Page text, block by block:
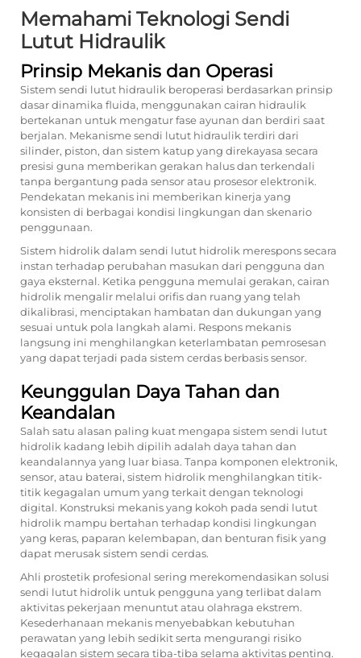
Memahami Teknologi Sendi
Lutut Hidraulik
Prinsip Mekanis dan Operasi
Sistem sendi lutut hidraulik beroperasi berdasarkan prinsip
dasar dinamika fluida, menggunakan cairan hidraulik
bertekanan untuk mengatur fase ayunan dan berdiri saat
berjalan. Mekanisme sendi lutut hidraulik terdiri dari
silinder, piston, dan sistem katup yang direkayasa secara
presisi guna memberikan gerakan halus dan terkendali
tanpa bergantung pada sensor atau prosesor elektronik.
Pendekatan mekanis ini memberikan kinerja yang
konsisten di berbagai kondisi lingkungan dan skenario
penggunaan.
Sistem hidrolik dalam sendi lutut hidrolik merespons secara
instan terhadap perubahan masukan dari pengguna dan
gaya eksternal. Ketika pengguna memulai gerakan, cairan
hidrolik mengalir melalui orifis dan ruang yang telah
dikalibrasi, menciptakan hambatan dan dukungan yang
sesuai untuk pola langkah alami. Respons mekanis
langsung ini menghilangkan keterlambatan pemrosesan
yang dapat terjadi pada sistem cerdas berbasis sensor.
Keunggulan Daya Tahan dan
Keandalan
Salah satu alasan paling kuat mengapa sistem sendi lutut
hidrolik kadang lebih dipilih adalah daya tahan dan
keandalannya yang luar biasa. Tanpa komponen elektronik,
sensor, atau baterai, sistem hidrolik menghilangkan titik-
titik kegagalan umum yang terkait dengan teknologi
digital. Konstruksi mekanis yang kokoh pada sendi lutut
hidrolik mampu bertahan terhadap kondisi lingkungan
yang keras, paparan kelembapan, dan benturan fisik yang
dapat merusak sistem sendi cerdas.
Ahli prostetik profesional sering merekomendasikan solusi
sendi lutut hidrolik untuk pengguna yang terlibat dalam
aktivitas pekerjaan menuntut atau olahraga ekstrem.
Kesederhanaan mekanis menyebabkan kebutuhan
perawatan yang lebih sedikit serta mengurangi risiko
kegagalan sistem secara tiba-tiba selama aktivitas penting.